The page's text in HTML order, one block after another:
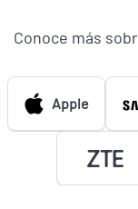
Conoce más
Apple